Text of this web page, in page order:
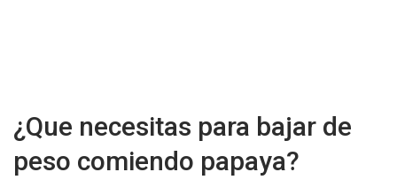
¿Que necesitas para bajar de
peso comiendo papaya?